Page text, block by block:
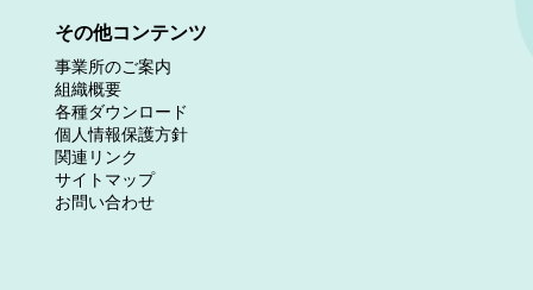
その他コンテンツ
事業所のご案内
組織概要
各種ダウンロード
個人情報保護方針
関連リンク
サイトマップ
お問い合わせ